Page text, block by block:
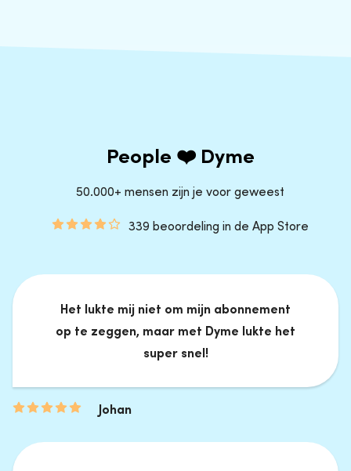
People ❤️ Dyme
50.000+ mensen zijn je voor geweest
339 beoordeling in de App Store
Het lukte mij niet om mijn abonnement
op te zeggen, maar met Dyme lukte het
super snel!
Johan